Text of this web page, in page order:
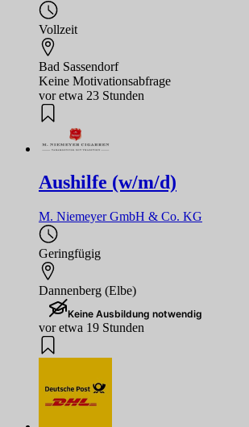
Vollzeit
Bad Sassendorf
Keine Motivationsabfrage
vor etwa 23 Stunden
Aushilfe (w/m/d)
M. Niemeyer GmbH & Co. KG
Geringfügig
Dannenberg (Elbe)
Keine Ausbildung notwendig
vor etwa 19 Stunden